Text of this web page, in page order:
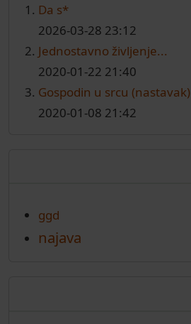
Da s*
2026-03-28 23:12
Jednostavno življenje...
2020-01-22 21:40
Gospodin u srcu (nastavak)
2020-01-08 21:42
ggd
najava